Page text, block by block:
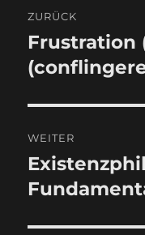
ZURÜCK
Vorheriger
Beitrag:
Frustration
WEITER
Nächster
Beitrag: